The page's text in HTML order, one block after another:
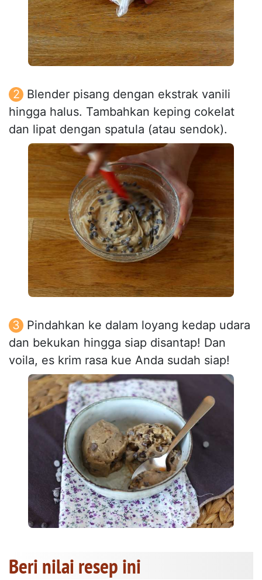
Blender pisang dengan ekstrak vanili
hingga halus. Tambahkan keping cokelat
dan lipat dengan spatula (atau sendok).
Pindahkan ke dalam loyang kedap udara
dan bekukan hingga siap disantap! Dan
voila, es krim rasa kue Anda sudah siap!
Beri nilai resep ini